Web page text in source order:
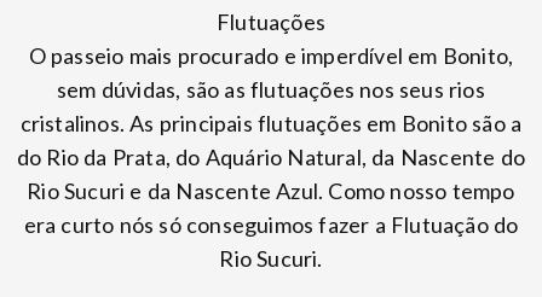
Flutuações
O passeio mais procurado e imperdível em Bonito,
sem dúvidas, são as flutuações nos seus rios
cristalinos. As principais flutuações em Bonito são a
do Rio da Prata, do Aquário Natural, da Nascente do
Rio Sucuri e da Nascente Azul. Como nosso tempo
era curto nós só conseguimos fazer a Flutuação do
Rio Sucuri.